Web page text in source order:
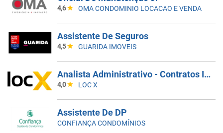
4,6 OMA CONDOMINIO LOCACAO E VENDA
Assistente De Seguros
4,5 GUARIDA IMOVEIS
Analista Administrativo - Contratos Imobiliários
4,0 LOC X
Assistente De DP
CONFIANÇA CONDOMÍNIOS